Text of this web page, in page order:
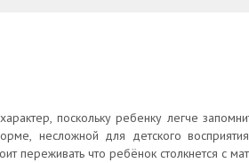
поскольку ребенку легче
несложной для детского
переживать что ребёнок столкнется с